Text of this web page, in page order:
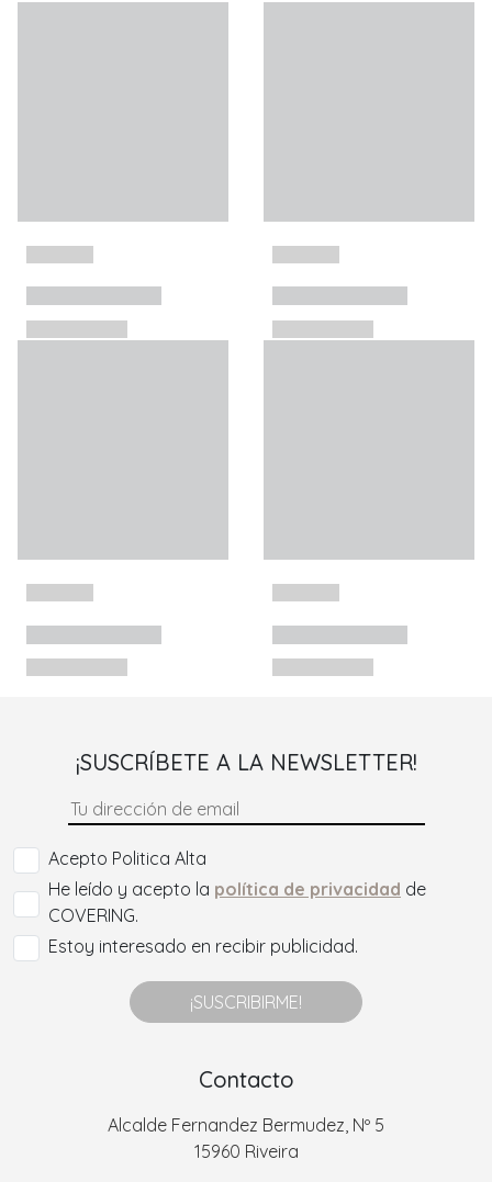
¡SUSCRÍBETE A LA NEWSLETTER!
Acepto Politica Alta
He leído y acepto la política de privacidad de
COVERING.
Estoy interesado en recibir publicidad.
¡SUSCRIBIRME!
Contacto
Alcalde Fernandez Bermudez, Nº 5
15960 Riveira